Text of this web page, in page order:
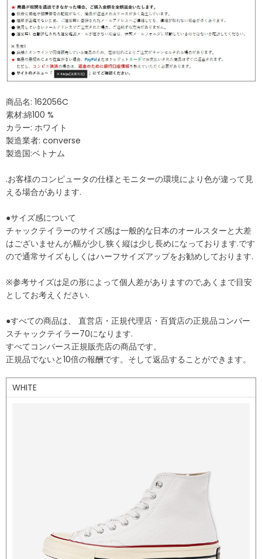
商品名: 162056C
素材:綿100 %
カラー: ホワイト
製造業者: converse
製造国:ベトナム
.お客様のコンピュータの仕様とモニターの環境により色が違って見
える場合があります.
●サイズ感について
チャックテイラーのサイズ感は一般的な日本のオールスターと大差
はございませんが,幅が少し狭く縦は少し長めになっております.です
ので通常サイズもしくはハーフサイズアップをお勧めしております.
※参考サイズは足の形によって個人差がありますので,あくまで目安
としてお考えください.
●すべての商品は、 直営店・正規代理店・百貨店の正規品コンバー
スチャックテイラー70になります.
すべてコンバース正規販売店の商品です。
正規品でないと10倍の報酬です。そして返品することができます。
WHITE